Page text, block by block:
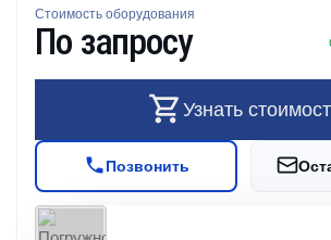
Стоимость оборудования
По запросу
Узнать
Позвонить